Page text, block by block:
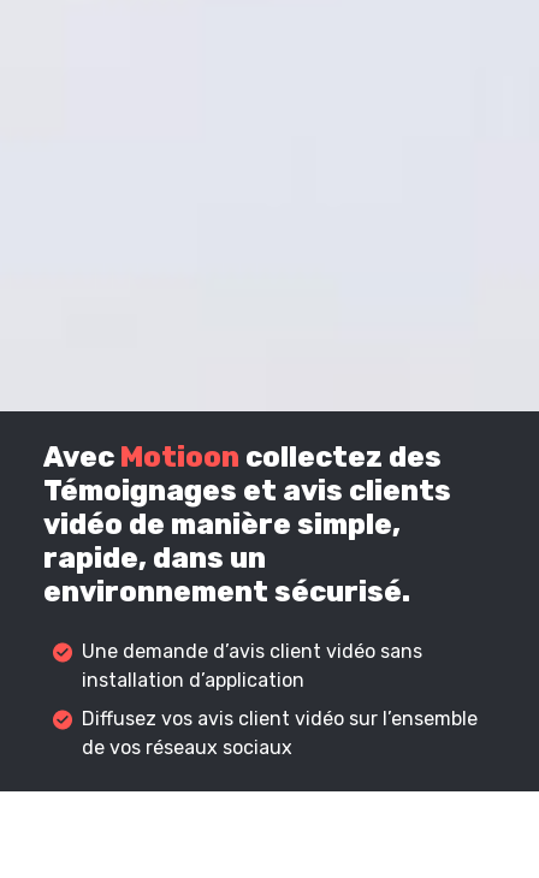
Avec Motioon collectez des
Témoignages et avis clients
vidéo de manière simple,
rapide, dans un
environnement sécurisé.
Une demande d’avis client vidéo sans
installation d’application
Diffusez vos avis client vidéo sur l’ensemble
de vos réseaux sociaux